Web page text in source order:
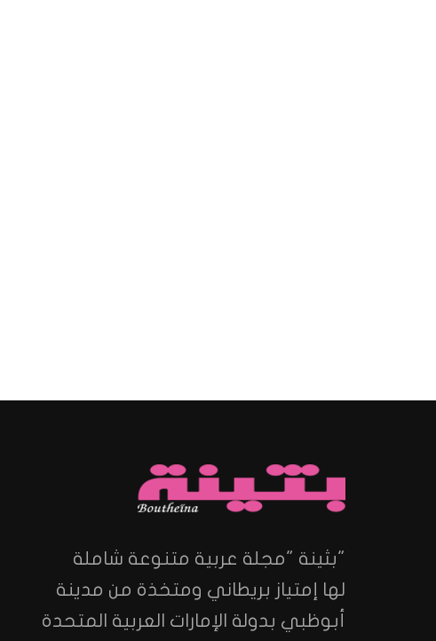
"بثينة "مجلة عربية متنوعة شاملة
لها إمتياز بريطاني ومتخذة من مدينة
أبوظبي بدولة الإمارات العربية المتحدة